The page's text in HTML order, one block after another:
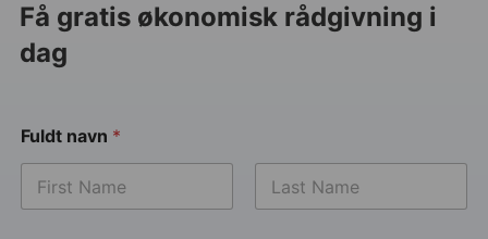
Få gratis økonomisk rådgivning i
dag
Fuldt navn *